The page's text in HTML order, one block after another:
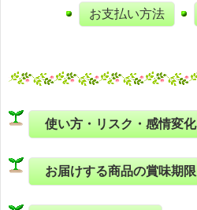
お支払い方法
使い方・リスク・感情変化
お届けする商品の賞味期限